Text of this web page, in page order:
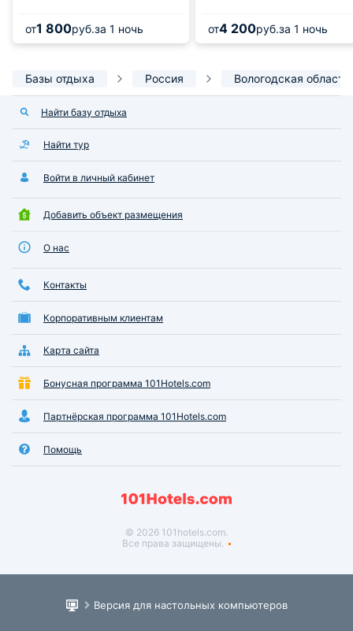
от1 800руб.за 1 ночь от4 200руб.за 1 ночь
Базы отдыха Россия Вологодская область
Найти базу отдыха
Найти тур
Войти в личный кабинет
Добавить объект размещения
О нас
Контакты
Корпоративным клиентам
Карта сайта
Бонусная программа 101Hotels.com
Партнёрская программа 101Hotels.com
Помощь
© 2026 101hotels.com.
Все права защищены.
Версия для настольных компьютеров